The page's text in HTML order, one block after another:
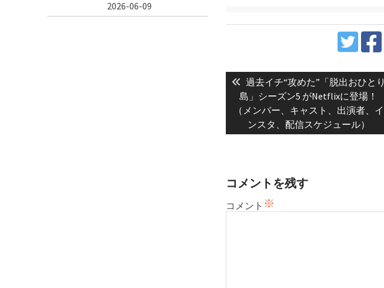
投
稿
ゲ
ョ
ン
Previous
post:
過去イチ“攻めた”「脱出おひとり
島」シーズン5 がNetflixに登場！
（メンバー、キャスト、出演者、イ
ンスタ、配信スケジュール）
コメントを残す
コメント ※
2026-06-09